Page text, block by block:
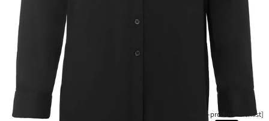
[node-product-wishlist]